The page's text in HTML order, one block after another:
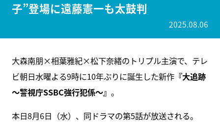
子”登場に遠藤憲一も太鼓判
2025.08.06
大森南朋×相葉雅紀×松下奈緒のトリプル主演で、テレ
ビ朝日水曜よる9時に10年ぶりに誕生した新作『大追跡
～警視庁SSBC強行犯係～』 。
本日8月6日（水）、同ドラマの第5話が放送される。